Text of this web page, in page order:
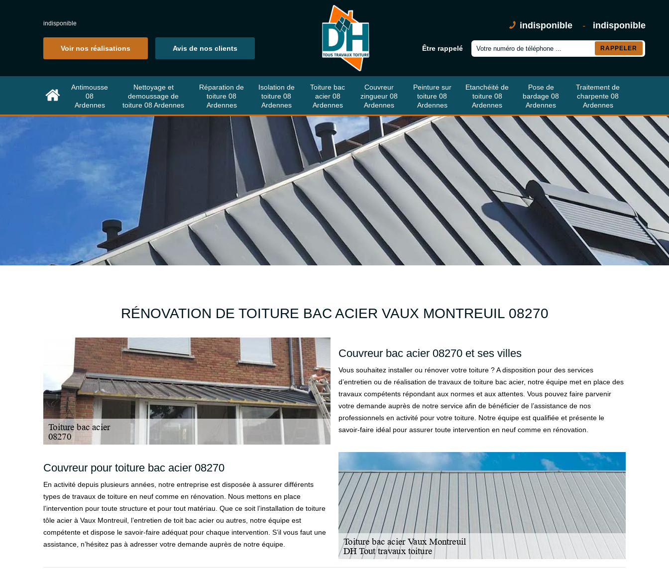
indisponible
Voir nos réalisations Avis de nos clients
indisponible - indisponible
Être rappelé
Antimousse
08
Ardennes
Nettoyage et
demoussage de
toiture 08 Ardennes
Réparation de
toiture 08
Ardennes
Isolation de
toiture 08
Ardennes
Toiture bac
acier 08
Ardennes
Couvreur
zingueur 08
Ardennes
Peinture sur
toiture 08
Ardennes
Etanchéité de
toiture 08
Ardennes
Pose de
bardage 08
Ardennes
Traitement de
charpente 08
Ardennes
RÉNOVATION DE TOITURE BAC ACIER VAUX MONTREUIL 08270
Couvreur bac acier 08270 et ses villes
Vous souhaitez installer ou rénover votre toiture ? A disposition pour des services
d’entretien ou de réalisation de travaux de toiture bac acier, notre équipe met en place des
travaux compétents répondant aux normes et aux attentes. Vous pouvez faire parvenir
votre demande auprès de notre service afin de bénéficier de l’assistance de nos
professionnels en activité pour votre toiture. Notre équipe est qualifiée et présente le
savoir-faire idéal pour assurer toute intervention en neuf comme en rénovation.
Couvreur pour toiture bac acier 08270
En activité depuis plusieurs années, notre entreprise est disposée à assurer différents
types de travaux de toiture en neuf comme en rénovation. Nous mettons en place
l’intervention pour toute structure et pour tout matériau. Que ce soit l’installation de toiture
tôle acier à Vaux Montreuil, l’entretien de toit bac acier ou autres, notre équipe est
compétente et dispose le savoir-faire adéquat pour chaque intervention. S’il vous faut une
assistance, n’hésitez pas à adresser votre demande auprès de notre équipe.